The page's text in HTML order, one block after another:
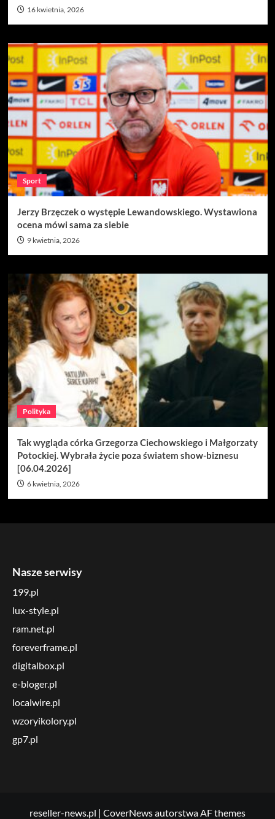
16 kwietnia, 2026
Sport
Jerzy Brzęczek o występie Lewandowskiego. Wystawiona
ocena mówi sama za siebie
9 kwietnia, 2026
Polityka
Tak wygląda córka Grzegorza Ciechowskiego i Małgorzaty
Potockiej. Wybrała życie poza światem show-biznesu
[06.04.2026]
6 kwietnia, 2026
Nasze serwisy
199.pl
lux-style.pl
ram.net.pl
foreverframe.pl
digitalbox.pl
e-bloger.pl
localwire.pl
wzoryikolory.pl
gp7.pl
reseller-news.pl | CoverNewsautorstwa AF themes